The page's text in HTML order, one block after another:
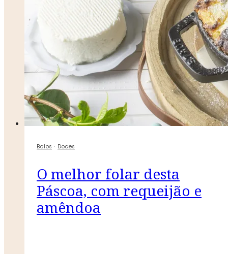
Bolos · Doces
O melhor folar desta
Páscoa, com requeijão e
amêndoa